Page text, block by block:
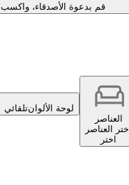
قم بدعوة الأصدقاء، واكسب
العناصر
اختر العناصر
اختر
لوحة الألوانتلقائي